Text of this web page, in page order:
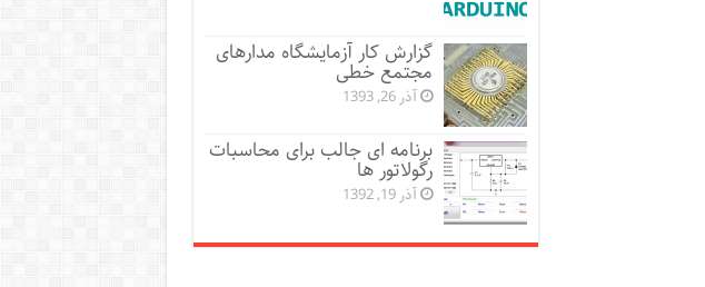
گزارش کار آزمایشگاه مدارهای
مجتمع خطی
آذر 26, 1393
برنامه ای جالب برای محاسبات
رگولاتور ها
آذر 19, 1392